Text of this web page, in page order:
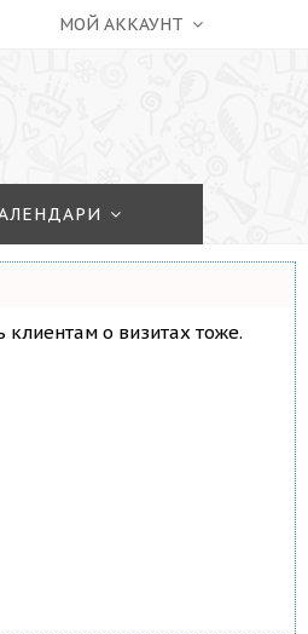
МОЙ АККАУНТ
клиентам о визитах тоже.